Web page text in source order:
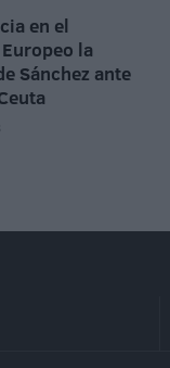
en el
la
Sánchez ante